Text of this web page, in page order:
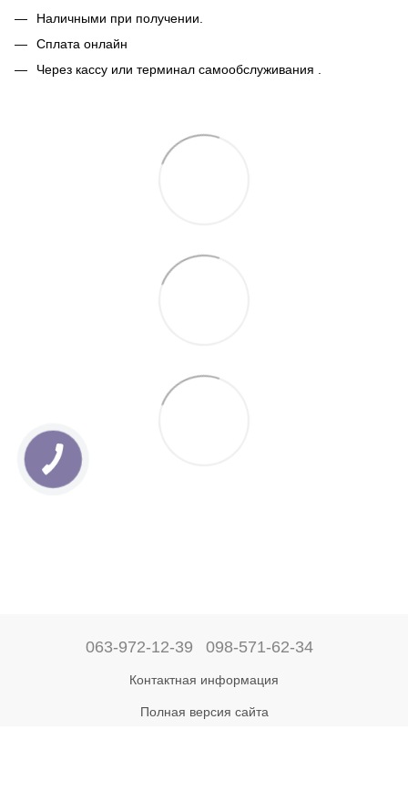
Наличными при получении.
Сплата онлайн
Через кассу или терминал самообслуживания .
063-972-12-39 098-571-62-34
Контактная информация
Полная версия сайта